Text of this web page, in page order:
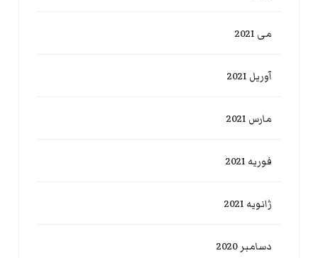
می 2021
آوریل 2021
مارس 2021
فوریه 2021
ژانویه 2021
دسامبر 2020